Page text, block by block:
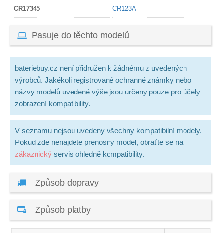
CR17345 CR123A
Pasuje do těchto modelů
bateriebuy.cz není přidružen k žádnému z uvedených
výrobců. Jakékoli registrované ochranné známky nebo
názvy modelů uvedené výše jsou určeny pouze pro účely
zobrazení kompatibility.
V seznamu nejsou uvedeny všechny kompatibilní modely.
Pokud zde nenajdete přenosný model, obraťte se na
zákaznický servis ohledně kompatibility.
Způsob dopravy
Způsob platby